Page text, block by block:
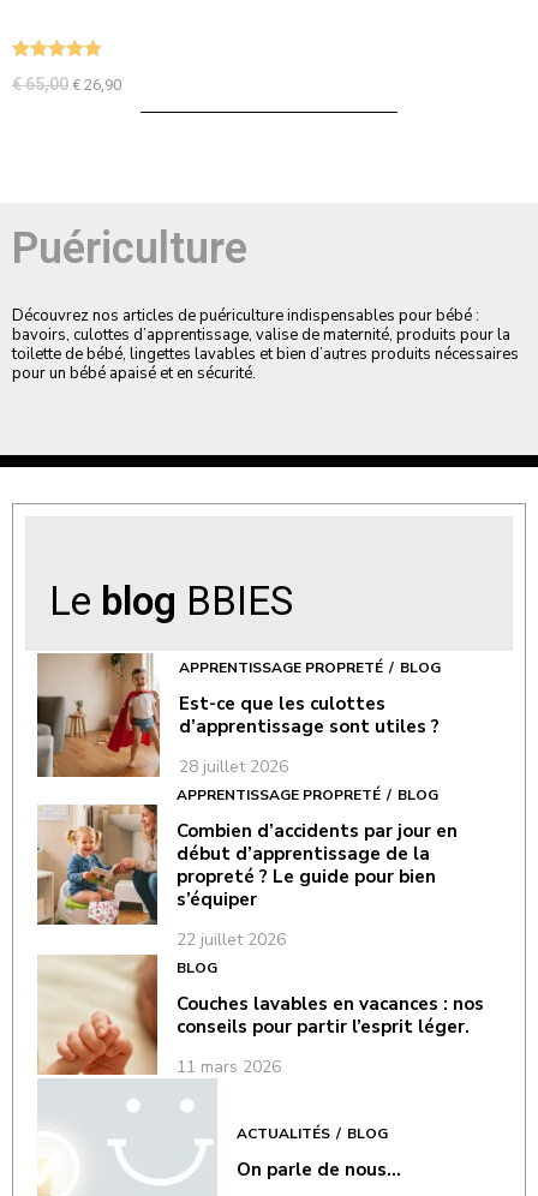
€65,00 € 26,90
Puériculture
Découvrez nos articles de puériculture indispensables pour bébé :
bavoirs, culottes d’apprentissage, valise de maternité, produits pour la
toilette de bébé, lingettes lavables et bien d’autres produits nécessaires
pour un bébé apaisé et en sécurité.
Le blog BBIES
APPRENTISSAGE PROPRETÉ BLOG
Est-ce que les culottes
d’apprentissage sont utiles ?
28 juillet 2026
APPRENTISSAGE PROPRETÉ BLOG
Combien d’accidents par jour en
début d’apprentissage de la
propreté ? Le guide pour bien
s’équiper
22 juillet 2026
BLOG
Couches lavables en vacances : nos
conseils pour partir l’esprit léger.
11 mars 2026
ACTUALITÉS BLOG
On parle de nous…